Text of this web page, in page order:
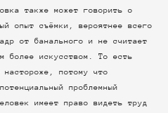
также может говорить о
опыт съёмки, вероятнее всего
от банального и не считает
более искусством. То есть
настороже, потому что
проблемный
имеет право видеть труд